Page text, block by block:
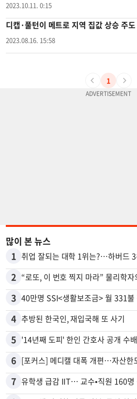
2023.10.11. 0:15
디캡·풀턴이 메트로 지역 집값 상승 주도
2023.08.16. 15:58
1
많이 본 뉴스
1 취업 잘되는 대학 1위는?…하버드 3
2 “로또, 이 번호 찍지 마라” 물리학
3 40만명 SSI<생활보조금> 월 331불
4 추방된 한국인, 재입국해 또 사기
5 '14년째 도피' 한인 간호사 공개 수
6 [포커스] 메디캘 대폭 개편…자산한
7 유학생 급감 IIT… 교수•직원 160명